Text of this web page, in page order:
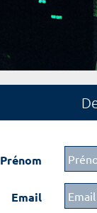
Prénom
Email